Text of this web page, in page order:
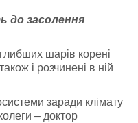
до засолення
шарів корені
і розчинені в ній
заради клімату
– доктор